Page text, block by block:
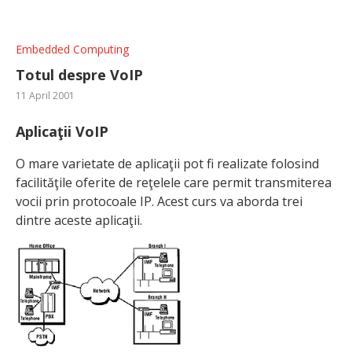
Embedded Computing
Totul despre VoIP
11 April 2001
Aplicaţii VoIP
O mare varietate de aplicaţii pot fi realizate folosind
facilităţile oferite de reţelele care permit transmiterea
vocii prin protocoale IP. Acest curs va aborda trei
dintre aceste aplicaţii.